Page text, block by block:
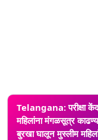
Telangana: परीक्षा
महिलांना मंगळसूत्र
बुरखा घालून मुस्लीम